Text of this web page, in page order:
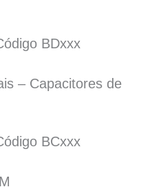
BDxxx
– Capacitores de
BCxxx